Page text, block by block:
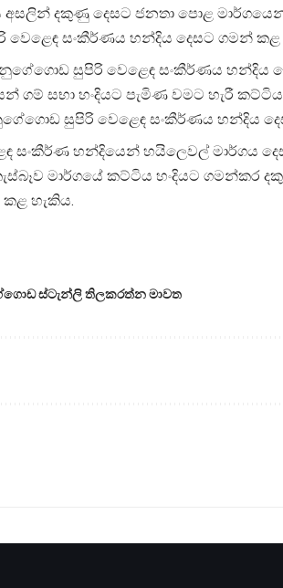
දකුණු දෙසට ජනතා පොළ
වෙළෙඳ සංකීර්ණය හන්දිය දෙසට ගමන් කළ
සුපිරි වෙළෙඳ සංකීර්ණය හන්දිය
ගම් සභා හංදියට පැමිණ වමට හැරී
සුපිරි වෙළෙඳ සංකීර්ණය හන්දිය
සංකීර්ණ හන්දියෙන් හයිලෙවල් මාර්ගය
මාර්ගයේ කට්ටිය හංදියට ගමන්කර
හැකිය.
ස්ටැන්ලි තිලකරත්න මාවත